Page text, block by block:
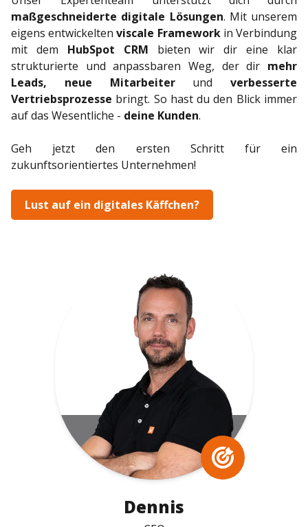
maßgeschneiderte digitale Lösungen. Mit unserem
eigens entwickeltenviscale Frameworkin Verbindung
mit dem HubSpot CRM bieten wir dir eine klar
strukturierte und anpassbaren Weg, der dir mehr
Leads, neue Mitarbeiterund verbesserte
Vertriebsprozesse bringt. So hast du den Blick immer
auf das Wesentliche - deine Kunden.
Geh jetzt den ersten Schritt für ein
zukunftsorientiertes Unternehmen!
Lust auf ein digitales Käffchen?
Dennis